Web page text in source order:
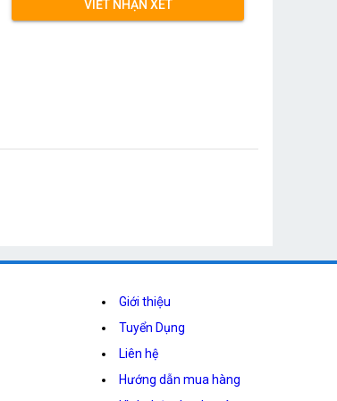
VIẾT NHẬN XÉT
Giới thiệu
Tuyển Dụng
Liên hệ
Hướng dẫn mua hàng